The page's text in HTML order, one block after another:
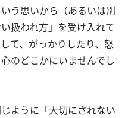
う思いから（あるいは別
扱われ方」を受け入れて
て、がっかりしたり、怒
のどこかにいませんでし
ように「大切にされない